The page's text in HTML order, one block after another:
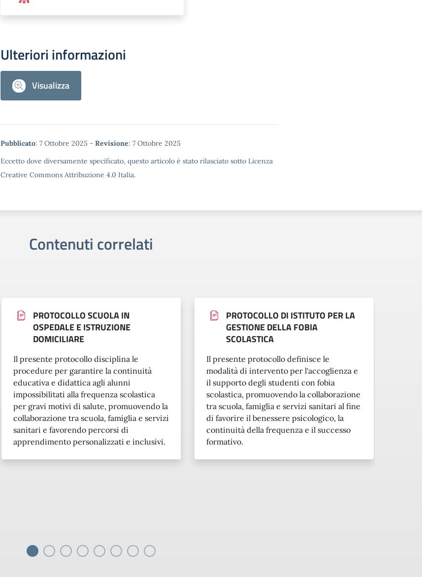
Ulteriori informazioni
Visualizza
Metadata
Pubblicato: 7 Ottobre 2025 - Revisione: 7 Ottobre 2025
Eccetto dove diversamente specificato, questo articolo è stato rilasciato sotto Licenza
Creative Commons Attribuzione 4.0 Italia.
Contenuti correlati
PROTOCOLLO SCUOLA IN
OSPEDALE E ISTRUZIONE
DOMICILIARE
Il presente protocollo disciplina le
procedure per garantire la continuità
educativa e didattica agli alunni
impossibilitati alla frequenza scolastica
per gravi motivi di salute, promuovendo la
collaborazione tra scuola, famiglia e servizi
sanitari e favorendo percorsi di
apprendimento personalizzati e inclusivi.
PROTOCOLLO DI ISTITUTO PER LA
GESTIONE DELLA FOBIA
SCOLASTICA
Il presente protocollo definisce le
modalità di intervento per l'accoglienza e
il supporto degli studenti con fobia
scolastica, promuovendo la collaborazione
tra scuola, famiglia e servizi sanitari al fine
di favorire il benessere psicologico, la
continuità della frequenza e il successo
formativo.